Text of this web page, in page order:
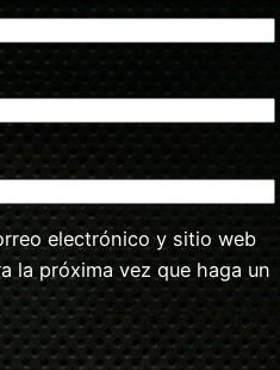
electrónico y sitio web
la próxima vez que haga un